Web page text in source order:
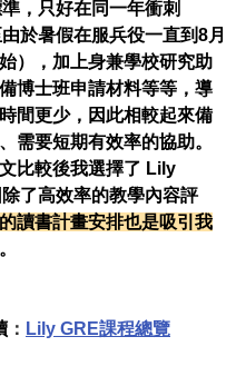
，只好在同一年衝刺
於暑假在服兵役一直到8月
），加上身兼學校研究助
博士班申請材料等等，導
間更少，因此相較起來備
需要短期有效率的協助。
比較後我選擇了 Lily
了高效率的教學內容評
讀書計畫安排也是吸引我
。
： Lily GRE課程總覽